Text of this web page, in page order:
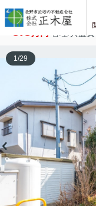
あっぷるハウ
3.3
1/29